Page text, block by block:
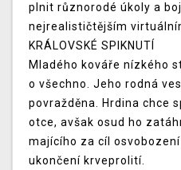
plnit různorodé úkoly a
nejrealističtějším
KRÁLOVSKÉ SPIKNUTÍ
Mladého kováře nízkého
o všechno. Jeho rodná
povražděna. Hrdina chce
otce, avšak osud ho
majícího za cíl
ukončení krveprolití.